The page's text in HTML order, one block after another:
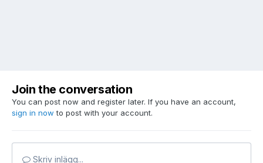
Join the conversation
You can post now and register later. If you have an account,
sign in now to post with your account.
Skriv inlägg...